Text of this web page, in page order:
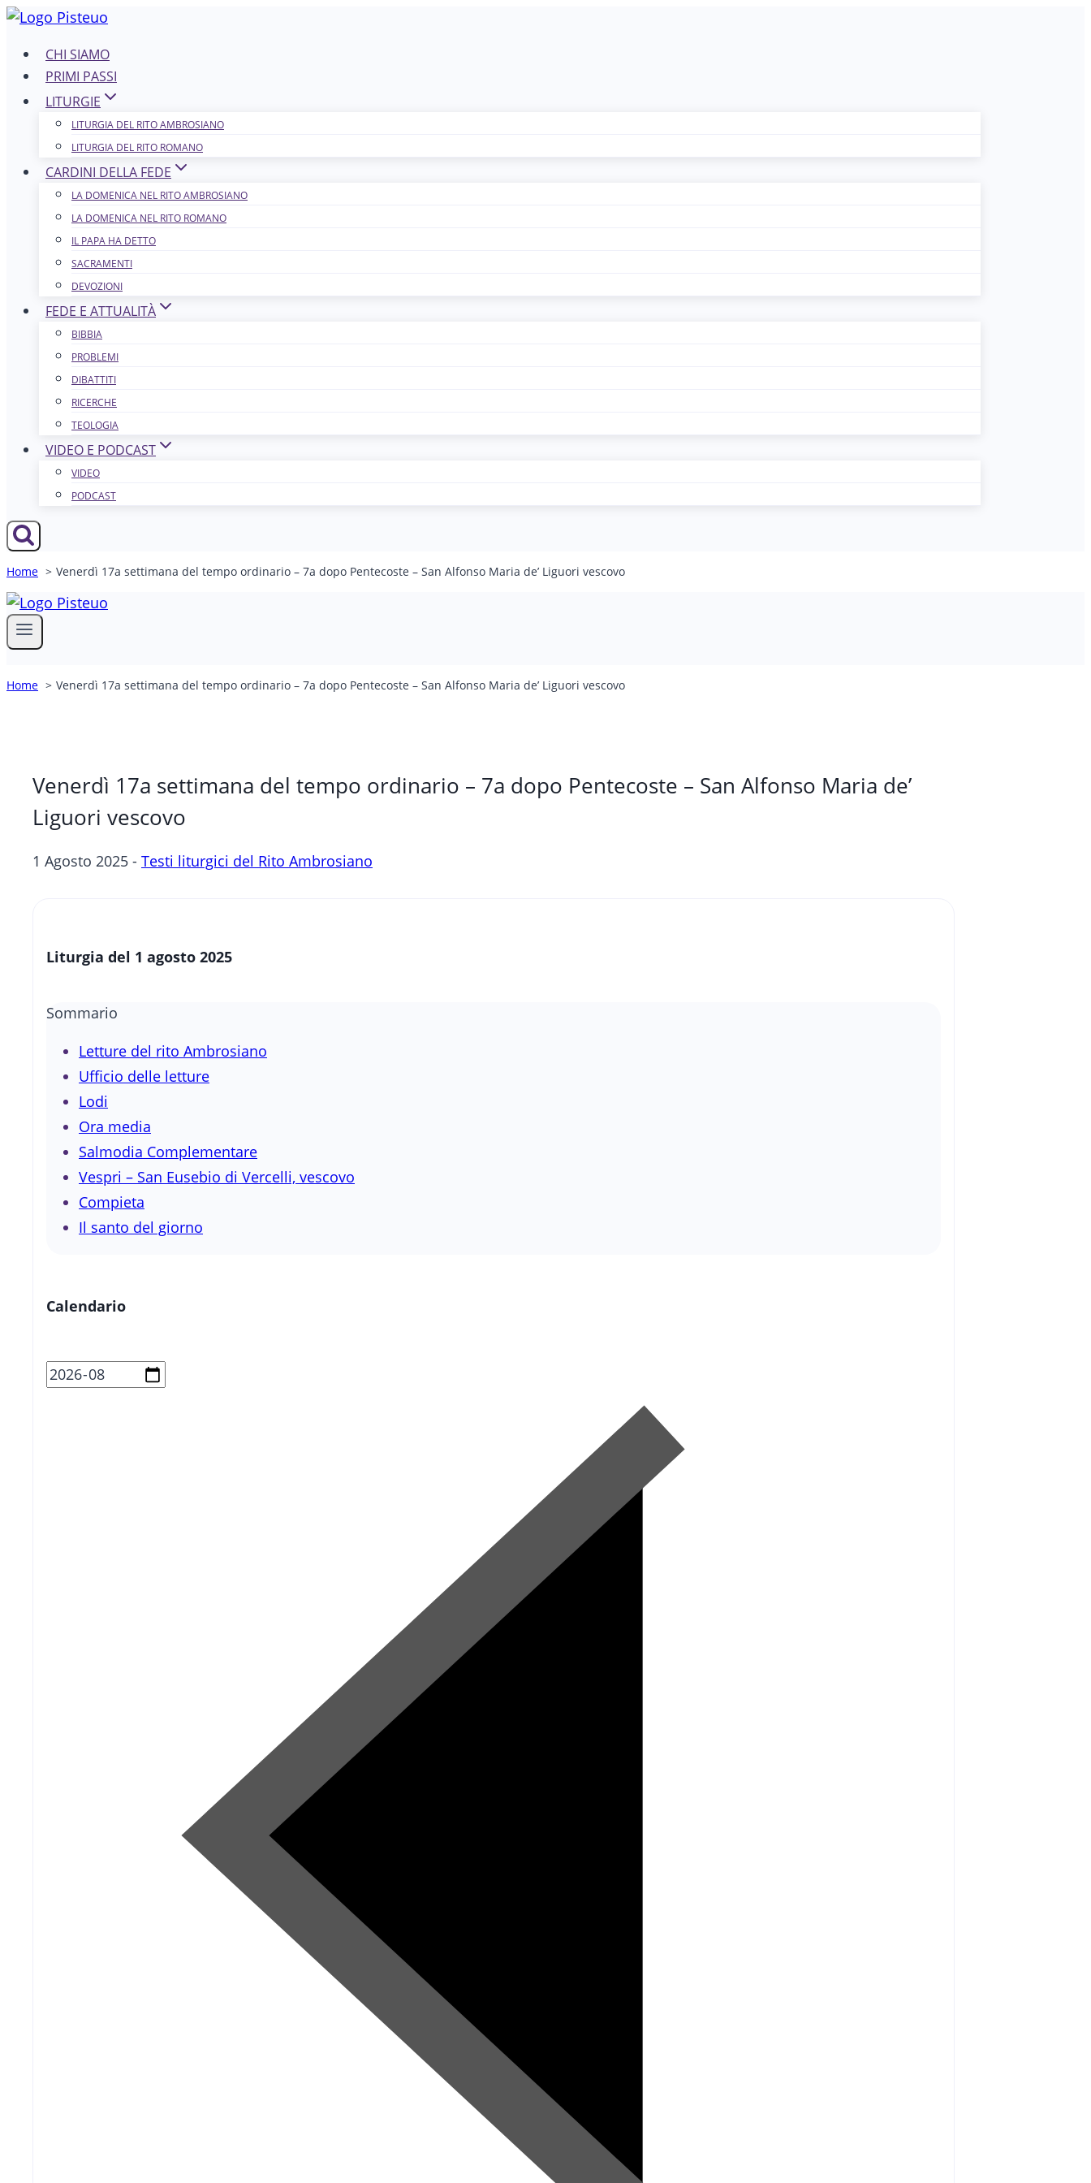
Salta
contenutoCHI SIAMO
PRIMI PASSI
LITURGIE
LITURGIA DEL RITO AMBROSIANO
LITURGIA DEL RITO ROMANO
CARDINI DELLA FEDE
LA DOMENICA NEL R​​​​​​ITO AMBROSIANO
LA DOMENICA NEL RITO ROMANO
IL PAPA HA DETTO
SACRAMENTI
DEVOZIONI
FEDE E ATTUALITÀ
BIBBIA
PROBLEMI
DIBATTITI
RICERCHE
TEOLOGIA
VIDEO E PODCAST
VIDEO
PODCAST
Home Venerdì 17a settimana del tempo ordinario – 7a dopo Pentecoste – San Alfonso Maria de’ Liguori vescovo
Home Venerdì 17a settimana del tempo ordinario – 7a dopo Pentecoste – San Alfonso Maria de’ Liguori vescovo
Venerdì 17a settimana del tempo ordinario – 7a dopo Pentecoste – San Alfonso Maria de’
Liguori vescovo
1 Agosto 2025 - Testi liturgici del Rito Ambrosiano
Liturgia del 1 agosto 2025
Sommario
Letture del rito Ambrosiano
Ufficio delle letture
Lodi
Ora media
Salmodia Complementare
Vespri – San Eusebio di Vercelli, vescovo
Compieta
Il santo del giorno
Calendario